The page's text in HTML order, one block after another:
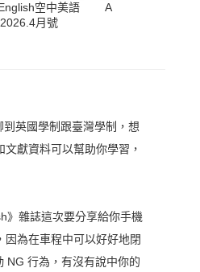
空中美語
2026.4月號
A＋English空中美語
英國學制跟臺灣學制，想
獻資料可以幫助你學習，
》雜誌這次要分享給你手機
為在車程中可以好好地閉
NG 行為，有沒有說中你的